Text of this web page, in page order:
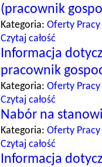
(pracownik
Kategoria: Oferty Pracy
Czytaj całość
Informacja
pracownik
Kategoria: Oferty Pracy
Czytaj całość
Nabór na
Kategoria: Oferty Pracy
Czytaj całość
Informacja